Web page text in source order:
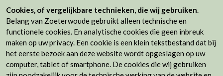
Cookies, of vergelijkbare technieken, die wij gebruiken.
Belang van Zoeterwoude gebruikt alleen technische en
functionele cookies. En analytische cookies die geen inbreuk
maken op uw privacy. Een cookie is een klein tekstbestand dat bij
het eerste bezoek aan deze website wordt opgeslagen op uw
computer, tablet of smartphone. De cookies die wij gebruiken